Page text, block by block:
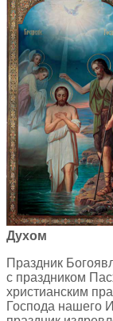
Духом
Праздник
с праздником
христианским
Господа нашего